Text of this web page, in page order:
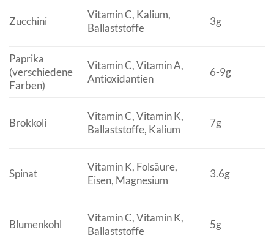
Zucchini
Vitamin C, Kalium,
Ballaststoffe
3g
Paprika
(verschiedene
Farben)
Vitamin C, Vitamin A,
Antioxidantien
6-9g
Brokkoli
Vitamin C, Vitamin K,
Ballaststoffe, Kalium
7g
Spinat
Vitamin K, Folsäure,
Eisen, Magnesium
3.6g
Blumenkohl
Vitamin C, Vitamin K,
Ballaststoffe
5g